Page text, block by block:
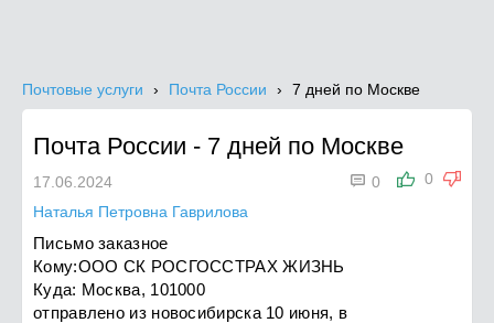
Почтовые услуги Почта России 7 дней по Москве
Почта России - 7 дней по Москве
0
 0
17.06.2024
Наталья Петровна Гаврилова
Письмо заказное
Кому:ООО СК РОСГОССТРАХ ЖИЗНЬ
Куда: Москва, 101000
отправлено из новосибирска 10 июня, в